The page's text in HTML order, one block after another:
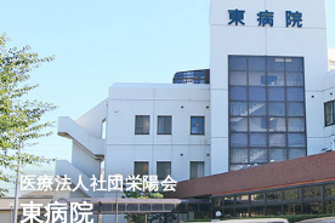
医療法人社団栄陽会
東病院